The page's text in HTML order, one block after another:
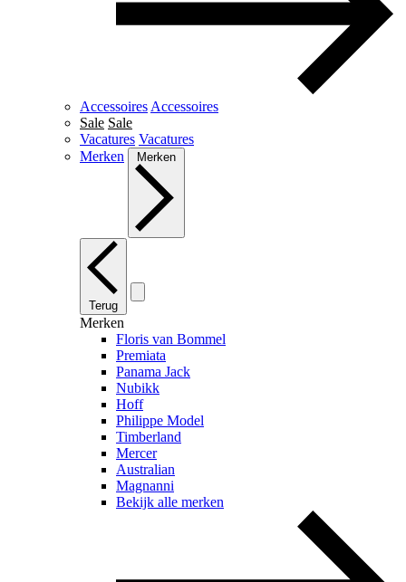
Accessoires Accessoires
Sale Sale
Vacatures Vacatures
Merken
Merken
Terug
Merken
Floris van Bommel
Premiata
Panama Jack
Nubikk
Hoff
Philippe Model
Timberland
Mercer
Australian
Magnanni
Bekijk alle merken